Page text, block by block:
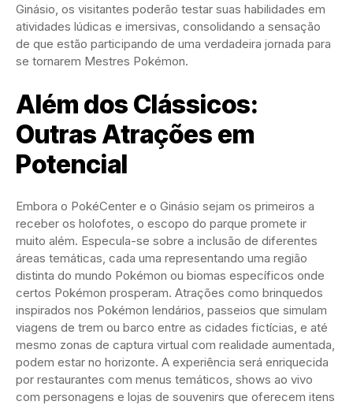
Ginásio, os visitantes poderão testar suas habilidades em
atividades lúdicas e imersivas, consolidando a sensação
de que estão participando de uma verdadeira jornada para
se tornarem Mestres Pokémon.
Além dos Clássicos:
Outras Atrações em
Potencial
Embora o PokéCenter e o Ginásio sejam os primeiros a
receber os holofotes, o escopo do parque promete ir
muito além. Especula-se sobre a inclusão de diferentes
áreas temáticas, cada uma representando uma região
distinta do mundo Pokémon ou biomas específicos onde
certos Pokémon prosperam. Atrações como brinquedos
inspirados nos Pokémon lendários, passeios que simulam
viagens de trem ou barco entre as cidades fictícias, e até
mesmo zonas de captura virtual com realidade aumentada,
podem estar no horizonte. A experiência será enriquecida
por restaurantes com menus temáticos, shows ao vivo
com personagens e lojas de souvenirs que oferecem itens